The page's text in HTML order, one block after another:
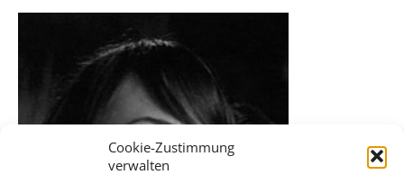
Cookie-Zustimmung
verwalten